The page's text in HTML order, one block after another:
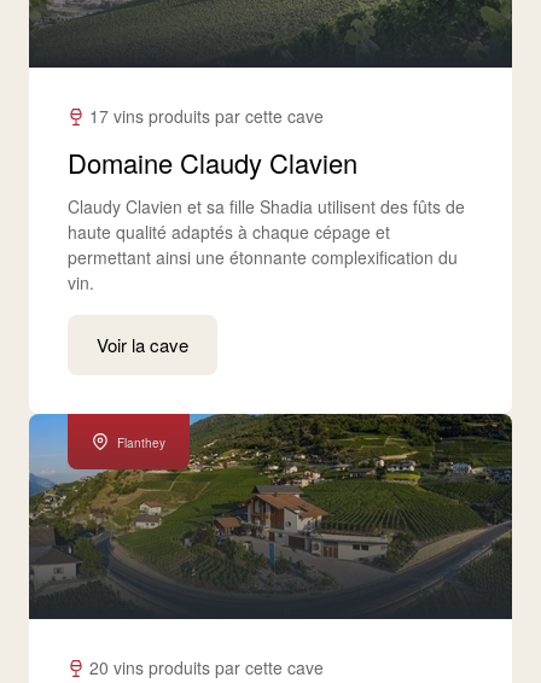
17 vins produits par cette cave
Domaine Claudy Clavien
Claudy Clavien et sa fille Shadia utilisent des fûts de
haute qualité adaptés à chaque cépage et
permettant ainsi une étonnante complexification du
vin.
Voir la cave
Flanthey
20 vins produits par cette cave